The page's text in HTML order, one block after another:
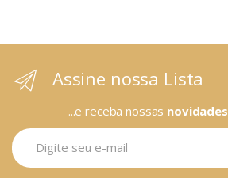
Assine nossa Lista
...e receba nossas novidades